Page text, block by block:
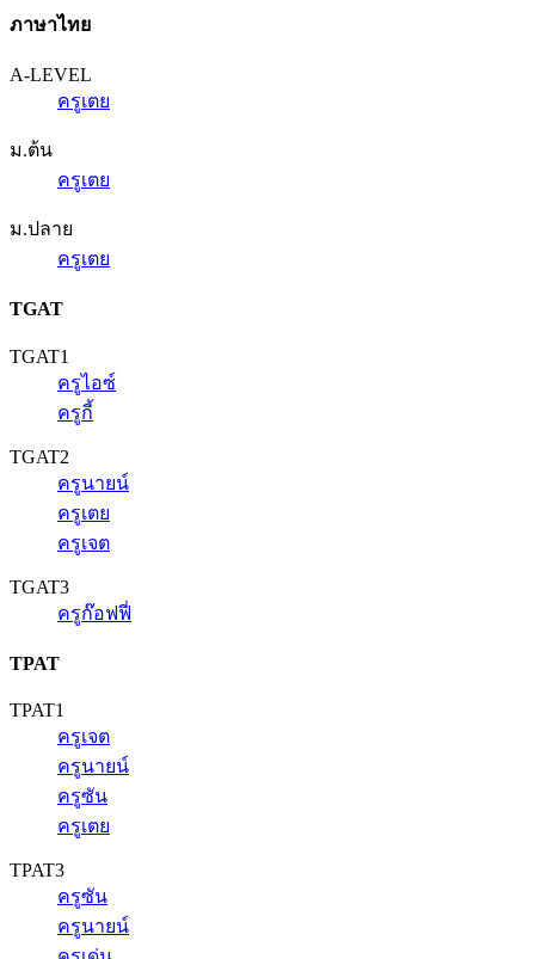
ภาษาไทย
A-LEVEL
ครูเตย
ม.ต้น
ครูเตย
ม.ปลาย
ครูเตย
TGAT
TGAT1
ครูไอซ์
ครูกี้
TGAT2
ครูนายน์
ครูเตย
ครูเจต
TGAT3
ครูก๊อฟฟี่
TPAT
TPAT1
ครูเจต
ครูนายน์
ครูซัน
ครูเตย
TPAT3
ครูซัน
ครูนายน์